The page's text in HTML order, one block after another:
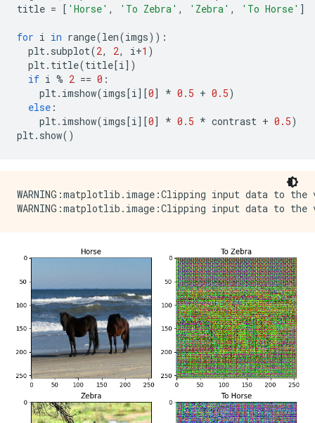
title = [ 'Horse' , 'To Zebra' , 'Zebra' , 'To Horse' ]
for i in range(len(imgs)):
plt. subplot(2, 2, i+1 )
plt. title(title[i])
if i % 2 == 0 :
plt. imshow(imgs[i][0] * 0.5 + 0.5)
else :
plt. imshow(imgs[i][0] * 0.5 * contrast + 0.5)
plt. show()
WARNING:matplotlib.image:Clipping input data to